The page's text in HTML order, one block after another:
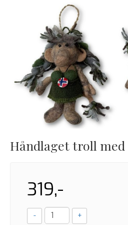
Håndlaget troll med
319,-
- +